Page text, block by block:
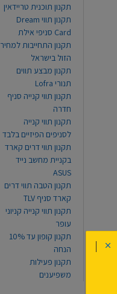
תקנון תוכנית טריידאין
תקנון תווי Dream
Card סניפי אילת
תקנון התחייבות למחיר
הזול בישראל
תקנון מבצע תווים
תנורי Lofra
תקנון תווי קנייה סניף
חדרה
תקנון תווי קנייה
לסניפים הפיזיים בלבד
תקנון תווי דרים קארד
בקניית מחשב נייד
ASUS
תקנון הטבה תווי דרים
קארד סניף TLV
תקנון תווי קנייה קניוני
עופר
תקנון קופון עד 10%
הנחה
תקנון פעילות
משפיענים